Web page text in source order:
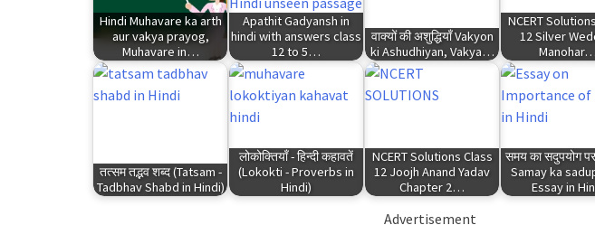
Hindi Muhavare ka arth
aur vakya prayog,
Muhavare in…
Apathit Gadyansh in
hindi with answers class
12 to 5…
वाक्यों की अशुद्धियाँ Vakyon
ki Ashudhiyan, Vakya…
NCERT
12 Silver
Manohar…
तत्सम तद्भव शब्द (Tatsam -
Tadbhav Shabd in Hindi)
लोकोक्तियाँ - हिन्दी कहावतें
(Lokokti - Proverbs in
Hindi)
NCERT Solutions Class
12 Joojh Anand Yadav
Chapter 2…
समय का सदुपयोग
Samay ka
Essay in
Advertisement